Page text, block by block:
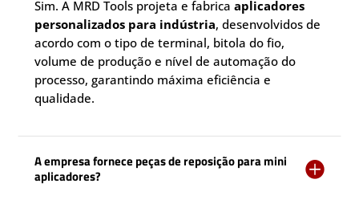
Sim. A MRD Tools projeta e fabricaaplicadores
personalizados para indústria, desenvolvidos de
acordo com o tipo de terminal, bitola do fio,
volume de produção e nível de automação do
processo, garantindo máxima eficiência e
qualidade.
A empresa fornece peças de reposição para mini
aplicadores?
